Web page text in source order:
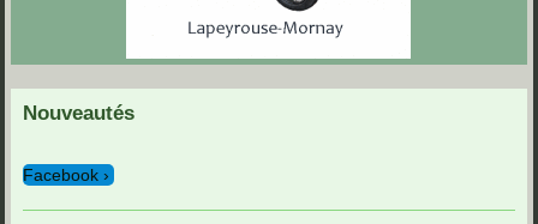
Nouveautés
Facebook